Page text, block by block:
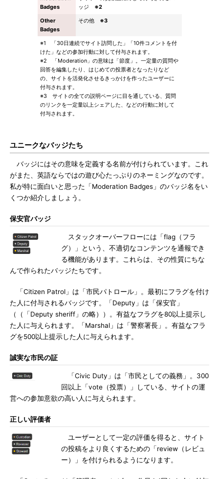
Badges
ッジ
※2
Other
Badges
その他 ※3
※1 「30日連続でサイト訪問した」「10件コメントを付
けた」などの参加行動に対して付与されます。
※2 「Moderation」の意味は「節度」。一定量の質問や
回答を編集したり、はじめての投票者となったりなど
の、サイトを活発化させるきっかけを作ったユーザーに
付与されます。
※3 サイトの全ての説明ページに目を通している、質問
のリンクを一定量以上シェアした、などの行動に対して
付与されます。
ユニークなバッジたち
バッジにはその意味を定義する名前が付けられています。これ
がまた、英語ならではの遊び心たっぷりのネーミングなのです。
私が特に面白いと思った「Moderation Badges」のバッジ名をい
くつか紹介しましょう。
保安官バッジ
スタックオーバーフローには「flag（フラ
グ）」という、不適切なコンテンツを通報でき
る機能があります。これらは、その性質にちな
んで作られたバッジたちです。
「Citizen Patrol」は「市民パトロール」。最初にフラグを付け
た人に付与されるバッジです。「Deputy」は「保安官」
（（「Deputy sheriff」の略））。有益なフラグを80以上提示し
た人に与えられます。「Marshal」は「警察署長」。有益なフラ
グを500以上提示した人に与えられます。
誠実な市民の証
「Civic Duty」は「市民としての義務」。300
回以上「vote（投票）」している、サイトの運
営への参加意欲の高い人に与えられます。
正しい評価者
ユーザーとして一定の評価を得ると、サイト
の投稿をより良くするための「review（レビュ
ー）」を付けられるようになります。